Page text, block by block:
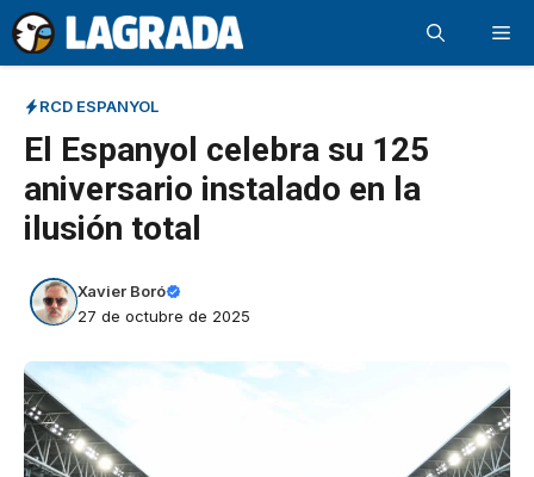
Saltar
al
contenido
RCD ESPANYOL
El Espanyol celebra su 125
aniversario instalado en la
ilusión total
Xavier Boró
27 de octubre de 2025